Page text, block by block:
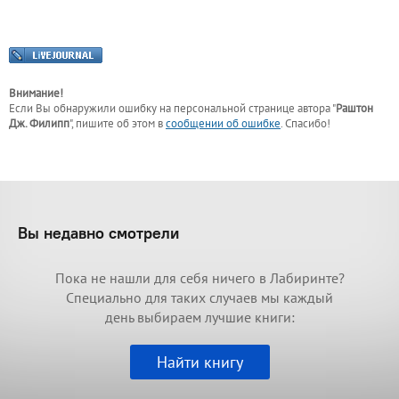
Внимание!
Если Вы обнаружили ошибку на персональной странице автора "Раштон
Дж. Филипп", пишите об этом всообщении об ошибке. Спасибо!
Вы недавно смотрели
Пока не нашли для себя ничего в Лабиринте?
Специально для таких случаев мы каждый
день выбираем лучшие книги:
Найти книгу